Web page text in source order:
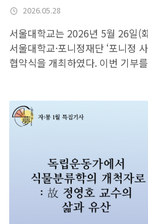
2026.05.28
서울대학교는 2026년 5월 26일(
서울대학교·포니정재단 ‘포니정
협약식을 개최하였다. 이번 기부
교육
입학정보
최고위과정
연구
연구활동
최신 연구뉴스